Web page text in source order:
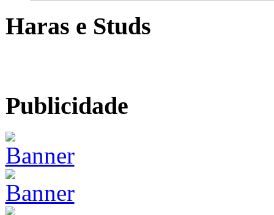
Haras e Studs
Publicidade